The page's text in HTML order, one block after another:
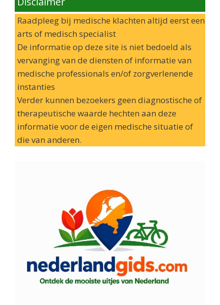
Raadpleeg bij medische klachten altijd eerst een
arts of medisch specialist
De informatie op deze site is niet bedoeld als
vervanging van de diensten of informatie van
medische professionals en/of zorgverlenende
instanties
Verder kunnen bezoekers geen diagnostische of
therapeutische waarde hechten aan deze
informatie voor de eigen medische situatie of
die van anderen.